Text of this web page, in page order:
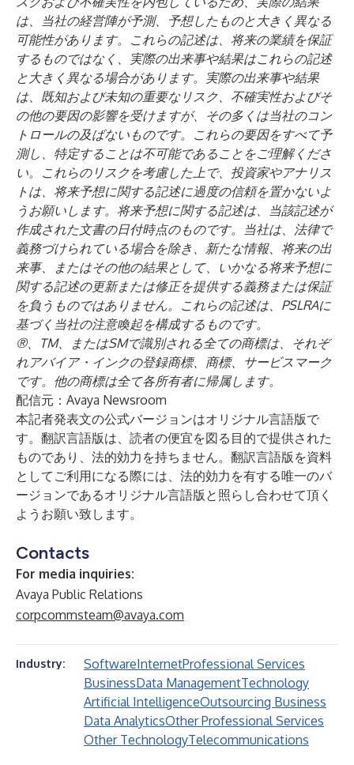
は、当社の経営陣が予測、予想したものと大きく異なる
可能性があります。これらの記述は、将来の業績を保証
するものではなく、実際の出来事や結果はこれらの記述
と大きく異なる場合があります。実際の出来事や結果
は、既知および未知の重要なリスク、不確実性およびそ
の他の要因の影響を受けますが、その多くは当社のコン
トロールの及ばないものです。これらの要因をすべて予
測し、特定することは不可能であることをご理解くださ
い。これらのリスクを考慮した上で、投資家やアナリス
トは、将来予想に関する記述に過度の信頼を置かないよ
うお願いします。将来予想に関する記述は、当該記述が
作成された文書の日付時点のものです。当社は、法律で
義務づけられている場合を除き、新たな情報、将来の出
来事、またはその他の結果として、いかなる将来予想に
関する記述の更新または修正を提供する義務または保証
を負うものではありません。これらの記述は、PSLRAに
基づく当社の注意喚起を構成するものです。
®、TM、またはSMで識別される全ての商標は、それぞ
れアバイア・インクの登録商標、商標、サービスマーク
です。他の商標は全て各所有者に帰属します。
配信元：Avaya Newsroom
本記者発表文の公式バージョンはオリジナル言語版で
す。翻訳言語版は、読者の便宜を図る目的で提供された
ものであり、法的効力を持ちません。翻訳言語版を資料
としてご利用になる際には、法的効力を有する唯一のバ
ージョンであるオリジナル言語版と照らし合わせて頂く
ようお願い致します。
Contacts
For media inquiries:
Avaya Public Relations
corpcommsteam@avaya.com
Industry: SoftwareInternetProfessional Services
BusinessData ManagementTechnology
Artificial IntelligenceOutsourcing Business
Data AnalyticsOther Professional Services
Other TechnologyTelecommunications